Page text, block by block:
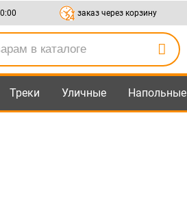
заказ через корзину
Треки Уличные Напольные